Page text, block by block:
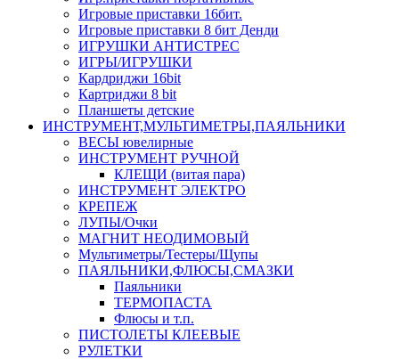
Игровые приставки 16бит.
Игровые приставки 8 бит Денди
ИГРУШКИ АНТИСТРЕС
ИГРЫ/ИГРУШКИ
Кардриджи 16bit
Картриджи 8 bit
Планшеты детские
ИНСТРУМЕНТ,МУЛЬТИМЕТРЫ,ПАЯЛЬНИКИ
ВЕСЫ ювелирные
ИНСТРУМЕНТ РУЧНОЙ
КЛЕЩИ (витая пара)
ИНСТРУМЕНТ ЭЛЕКТРО
КРЕПЕЖ
ЛУПЫ/Очки
МАГНИТ НЕОДИМОВЫЙ
Мультиметры/Тестеры/Щупы
ПАЯЛЬНИКИ,ФЛЮСЫ,СМАЗКИ
Паяльники
ТЕРМОПАСТА
Флюсы и т.п.
ПИСТОЛЕТЫ КЛЕЕВЫЕ
РУЛЕТКИ